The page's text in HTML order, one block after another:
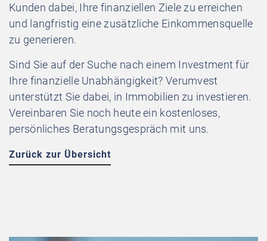
Kunden dabei, Ihre finanziellen Ziele zu erreichen
und langfristig eine zusätzliche Einkommensquelle
zu generieren.
Sind Sie auf der Suche nach einem Investment für
Ihre finanzielle Unabhängigkeit? Verumvest
unterstützt Sie dabei, in Immobilien zu investieren.
Vereinbaren Sie noch heute ein kostenloses,
persönliches Beratungsgespräch mit uns.
Zurück zur Übersicht